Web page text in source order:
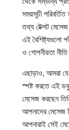
সময়সূচী
তথ্য টেক্সট
এই বৈশিষ্ট্যগুলো
ও গোপনীয়তা
এছাড়াও, আমরা যে
স্পষ্ট করতে এই
মেসেজ করছেন
আপনাদের মেসেজ
আপনারাই সেই